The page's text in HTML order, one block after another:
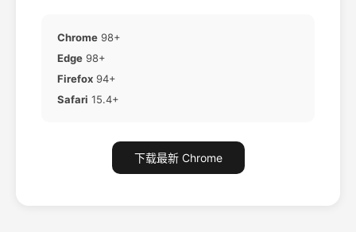
Chrome 98+
Edge 98+
Firefox 94+
Safari 15.4+
下载最新 Chrome